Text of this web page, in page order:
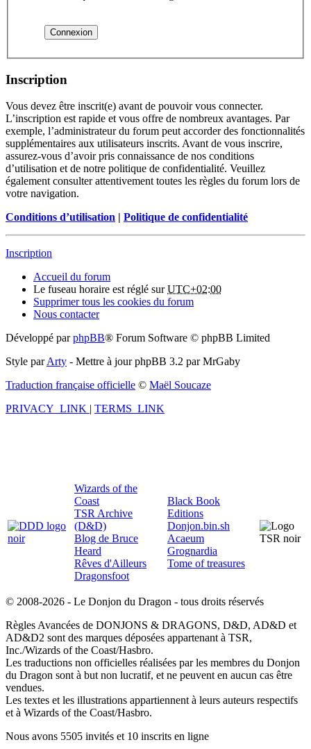
Inscription
Vous devez être inscrit(e) avant de pouvoir vous connecter.
L’inscription est rapide et vous offre de nombreux avantages. Par
exemple, l’administrateur du forum peut accorder des fonctionnalités
supplémentaires aux utilisateurs inscrits. Avant de vous inscrire,
assurez-vous d’avoir pris connaissance de nos conditions
d’utilisation et de notre politique de confidentialité. Veuillez
également consulter attentivement toutes les règles du forum lors de
votre navigation.
Conditions d’utilisation | Politique de confidentialité
Inscription
Accueil du forum
Le fuseau horaire est réglé surUTC+02:00
Supprimer tous les cookies du forum
Nous contacter
Développé parphpBB® Forum Software © phpBB Limited
Style parArty - Mettre à jour phpBB 3.2 par MrGaby
Traduction française officielle © Maël Soucaze
PRIVACY_LINK | TERMS_LINK
Wizards of the
Coast
TSR Archive
(D&D)
Blog de Bruce
Heard
Rêves d'Ailleurs
Dragonsfoot
Black Book
Editions
Donjon.bin.sh
Acaeum
Grognardia
Tome of treasures
© 2008-2026 - Le Donjon du Dragon - tous droits réservés
Règles Avancées de DONJONS & DRAGONS, D&D, AD&D et
AD&D2 sont des marques déposées appartenant à TSR,
Inc./Wizards of the Coast/Hasbro.
Les traductions non officielles réalisées par les membres du Donjon
du Dragon sont à but non lucratif, et ne peuvent en aucun cas être
vendues.
Les textes et les illustrations appartiennent à leurs auteurs respectifs
et à Wizards of the Coast/Hasbro.
Nous avons 5505 invités et 10 inscrits en ligne